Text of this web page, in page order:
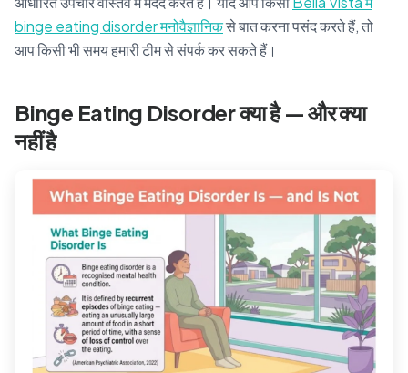
binge eating disorder मनोवैज्ञानिकसे बात करना पसंद करते हैं, तो
आप किसी भी समय हमारी टीम से संपर्क कर सकते हैं।
Binge Eating Disorder क्या है — और क्या
नहीं है